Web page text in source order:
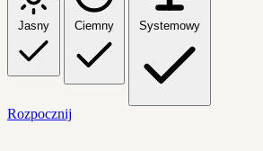
Jasny Ciemny Systemowy
Rozpocznij